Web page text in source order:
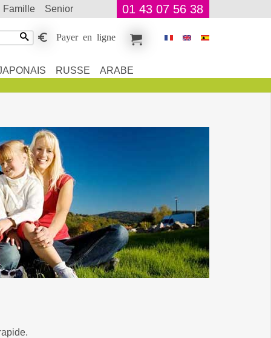
famille senior 01 43 07 56 38
Payer en ligne
RUSSE ARABE